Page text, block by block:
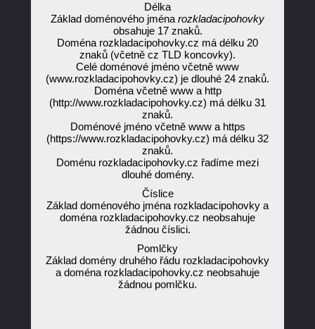
Délka
Základ doménového jména rozkladacipohovky
obsahuje 17 znaků.
Doména rozkladacipohovky.cz má délku 20
znaků (včetně cz TLD koncovky).
Celé doménové jméno včetně www
(www.rozkladacipohovky.cz) je dlouhé 24 znaků.
Doména včetně www a http
(http://www.rozkladacipohovky.cz) má délku 31
znaků.
Doménové jméno včetně www a https
(https://www.rozkladacipohovky.cz) má délku 32
znaků.
Doménu rozkladacipohovky.cz řadíme mezi
dlouhé domény.
Číslice
Základ doménového jména rozkladacipohovky a
doména rozkladacipohovky.cz neobsahuje
žádnou číslici.
Pomlčky
Základ domény druhého řádu rozkladacipohovky
a doména rozkladacipohovky.cz neobsahuje
žádnou pomlčku.